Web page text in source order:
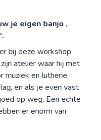
je eigen banjo ,
bij deze workshop.
atelier waar hij met
muziek en lutherie.
en als je even vast
op weg. Een echte
er enorm van